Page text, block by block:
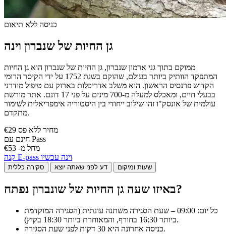
כניסה ללא תיאום
גן החיות של שנברון וינה
ממוקם בתוך גני ארמון שנברון, גן החיות של שנברון הוא גן החיות
המתפקד הוותיק ביותר בעולם, שהוקם בשנת 1752 על ידי הקיסר הרומי
הקדוש פרנסיס הראשון. הוא משלב אדריכלות בארוק עם טיפול מודרני
בבעלי חיים, ומאכלס למעלה מ-700 מינים על פני 17 דונם. אתר מורשת
עולמית של אונסק"ו זהו שילוב ייחודי בין היסטוריה אימפריאלית לשימור
מתקדם.
€29 מחיר ללא פס
חינם עם Pass
מחל מ- €53
קנה E-pass וינה עכשיו
סקירה כללית דע לפני שאתה יוצא שעות ומיקום
באיזו שעה גן החיות של שונברון נפתח?
כל יום: 09:00 – שעת הסגירה משתנה עונתית (הסגירה המוקדמת
ביותר 16:30 בחורף, והמאוחרת ביותר 18:30 בקיץ).
כניסה אחרונה היא 30 דקות לפני שעת הסגירה.